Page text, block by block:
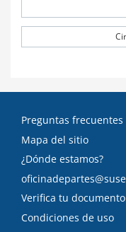
Preguntas frecuentes
Mapa del sitio
¿Dónde estamos?
Verifica tu documento
Condiciones de uso